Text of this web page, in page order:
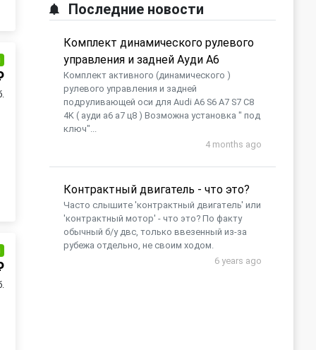
Последние новости
Комплект динамического рулевого
управления и задней Ауди А6
Комплект активного (динамического )
рулевого управления и задней
подруливающей оси для Audi A6 S6 A7 S7 C8
4K ( ауди а6 а7 ц8 ) Возможна установка " под
ключ"...
4 months ago
Контрактный двигатель - что это?
Часто слышите 'контрактный двигатель' или
'контрактный мотор' - что это? По факту
обычный б/у двс, только ввезенный из-за
рубежа отдельно, не своим ходом.
6 years ago